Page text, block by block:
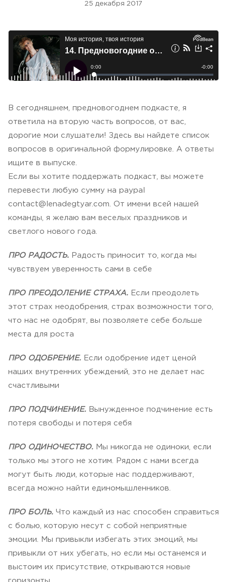
25 декабря 2017
В сегодняшнем, предновогоднем подкасте, я
ответила на вторую часть вопросов, от вас,
дорогие мои слушатели! Здесь вы найдете список
вопросов в оригинальной формулировке. А ответы
ищите в выпуске.
Если вы хотите поддержать подкаст, вы можете
перевести любую сумму на paypal
contact@lenadegtyar.com. От имени всей нашей
команды, я желаю вам веселых праздников и
светлого нового года.
ПРО РАДОСТЬ. Радость приносит то, когда мы
чувствуем уверенность сами в себе
ПРО ПРЕОДОЛЕНИЕ СТРАХА. Если преодолеть
этот страх неодобрения, страх возможности того,
что нас не одобрят, вы позволяете себе больше
места для роста
ПРО ОДОБРЕНИЕ. Если одобрение идет ценой
наших внутренних убеждений, это не делает нас
счастливыми
ПРО ПОДЧИНЕНИЕ. Вынужденное подчинение есть
потеря свободы и потеря себя
ПРО ОДИНОЧЕСТВО. Мы никогда не одиноки, если
только мы этого не хотим. Рядом с нами всегда
могут быть люди, которые нас поддерживают,
всегда можно найти единомышленников.
ПРО БОЛЬ. Что каждый из нас способен справиться
с болью, которую несут с собой неприятные
эмоции. Мы привыкли избегать этих эмоций, мы
привыкли от них убегать, но если мы останемся и
выстоим их присутствие, открываются новые
горизонты.